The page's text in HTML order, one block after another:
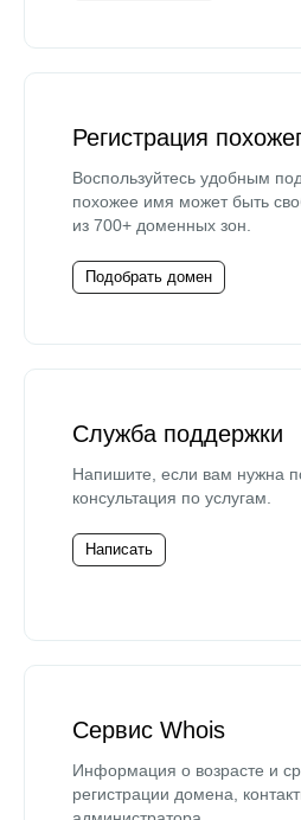
Регистрация
Воспользуйтесь удобным
похожее имя может быть
из 700+ доменных зон.
Подобрать домен
Служба поддержки
Напишите, если вам нужна
консультация по услугам.
Написать
Сервис Whois
Информация о возрасте и
регистрации домена,